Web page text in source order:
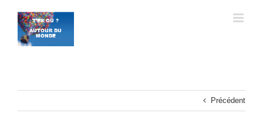
contenu
Précédent